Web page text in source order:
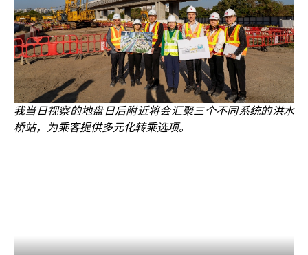
我当日视察的地盘日后附近将会汇聚三个不同系统的洪水
桥站，为乘客提供多元化转乘选项。